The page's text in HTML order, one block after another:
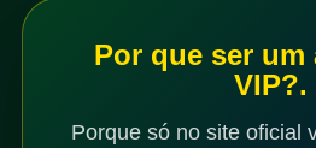
Por que ser um
VIP?.
Porque só no site oficial